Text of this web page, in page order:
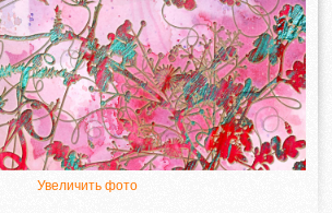
Увеличить фото